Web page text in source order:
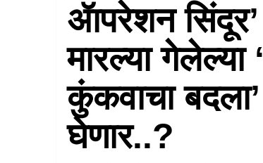
ॲापरेशन
मारल्या गेलेल्या
कुंकवाचा
घेणार..?